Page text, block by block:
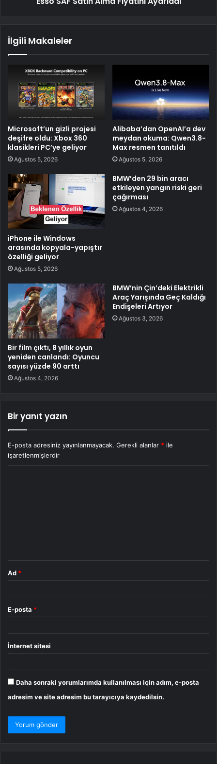
İlgili Makaleler
Microsoft’un gizli projesi
deşifre oldu: Xbox 360
klasikleri PC’ye geliyor
Ağustos 5, 2026
Alibaba’dan OpenAI’a dev
meydan okuma: Qwen3.8-
Max resmen tanıtıldı
Ağustos 5, 2026
iPhone ile Windows
arasında kopyala-yapıştır
özelliği geliyor
Ağustos 5, 2026
BMW’den 29 bin aracı
etkileyen yangın riski geri
çağırması
Ağustos 4, 2026
Bir film çıktı, 8 yıllık oyun
yeniden canlandı: Oyuncu
sayısı yüzde 90 arttı
Ağustos 4, 2026
BMW’nin Çin’deki Elektrikli
Araç Yarışında Geç Kaldığı
Endişeleri Artıyor
Ağustos 3, 2026
Bir yanıt yazın
E-posta adresiniz yayınlanmayacak. Gerekli alanlar * ile
işaretlenmişlerdir
Ad *
E-posta *
İnternet sitesi
Daha sonraki yorumlarımda kullanılması için adım, e-posta
adresim ve site adresim bu tarayıcıya kaydedilsin.